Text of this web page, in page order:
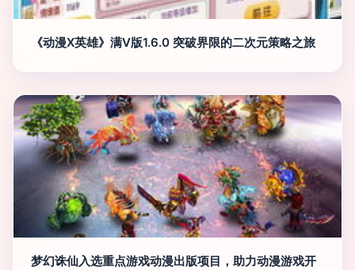
《动漫X英雄》满V版1.6.0 突破界限的二次元策略之旅
梦幻诛仙入选重点游戏动漫出版项目，助力动漫游戏开